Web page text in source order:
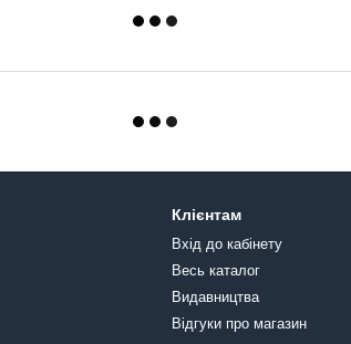
Клієнтам
Вхід до кабінету
Весь каталог
Видавництва
Відгуки про магазин